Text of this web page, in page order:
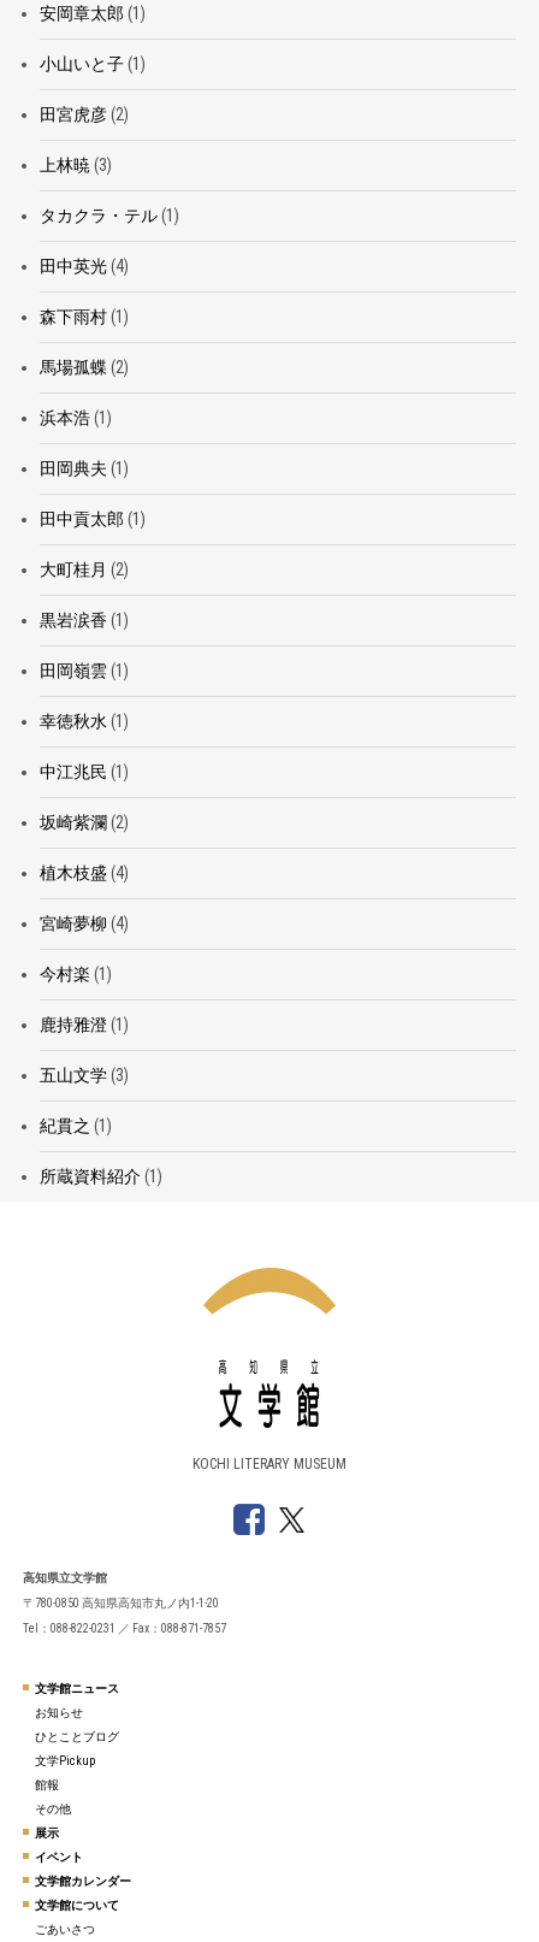
安岡章太郎 (1)
小山いと子(1)
田宮虎彦(2)
上林暁 (3)
タカクラ・テル(1)
田中英光(4)
森下雨村(1)
馬場孤蝶 (2)
浜本浩(1)
田岡典夫 (1)
田中貢太郎 (1)
大町桂月 (2)
黒岩涙香(1)
田岡嶺雲(1)
幸徳秋水 (1)
中江兆民 (1)
坂崎紫瀾 (2)
植木枝盛 (4)
宮崎夢柳 (4)
今村楽 (1)
鹿持雅澄(1)
五山文学(3)
紀貫之 (1)
所蔵資料紹介(1)
KOCHI LITERARY MUSEUM
高知県立文学館
〒780-0850 高知県高知市丸ノ内1-1-20
Tel：088-822-0231 ／ Fax：088-871-7857
文学館ニュース
お知らせ
ひとことブログ
文学Pickup
館報
その他
展示
イベント
文学館カレンダー
文学館について
ごあいさつ